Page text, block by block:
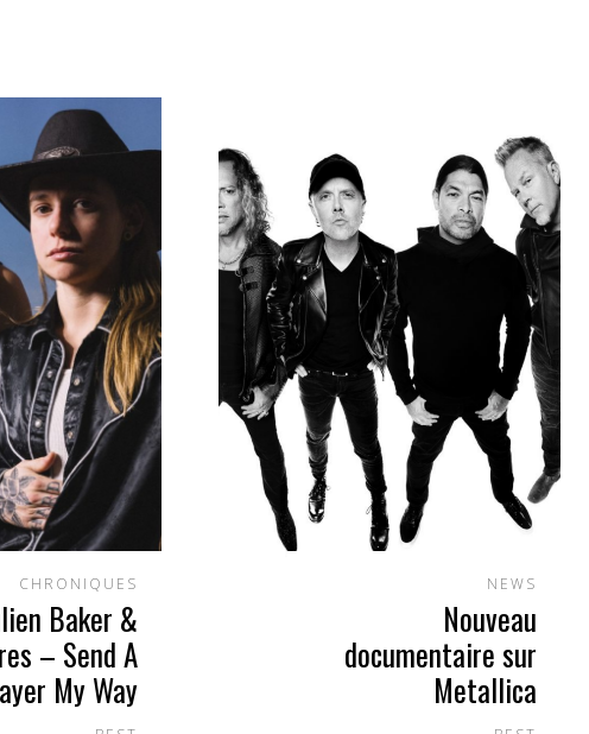
CHRONIQUES
Baker &
– Send A
My Way
NEWS
Nouveau
documentaire sur
Metallica